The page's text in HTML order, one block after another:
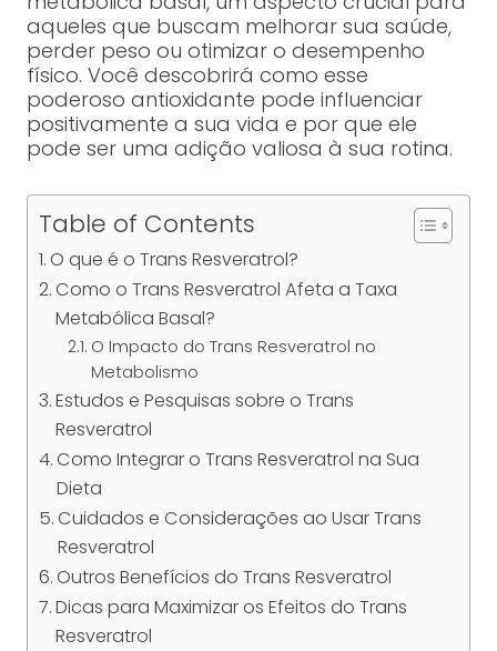
aqueles que buscam melhorar sua saúde,
perder peso ou otimizar o desempenho
físico. Você descobrirá como esse
poderoso antioxidante pode influenciar
positivamente a sua vida e por que ele
pode ser uma adição valiosa à sua rotina.
Table of Contents
O que é o Trans Resveratrol?
Como o Trans Resveratrol Afeta a Taxa
Metabólica Basal?
O Impacto do Trans Resveratrol no
Metabolismo
Estudos e Pesquisas sobre o Trans
Resveratrol
Como Integrar o Trans Resveratrol na Sua
Dieta
Cuidados e Considerações ao Usar Trans
Resveratrol
Outros Benefícios do Trans Resveratrol
Dicas para Maximizar os Efeitos do Trans
Resveratrol